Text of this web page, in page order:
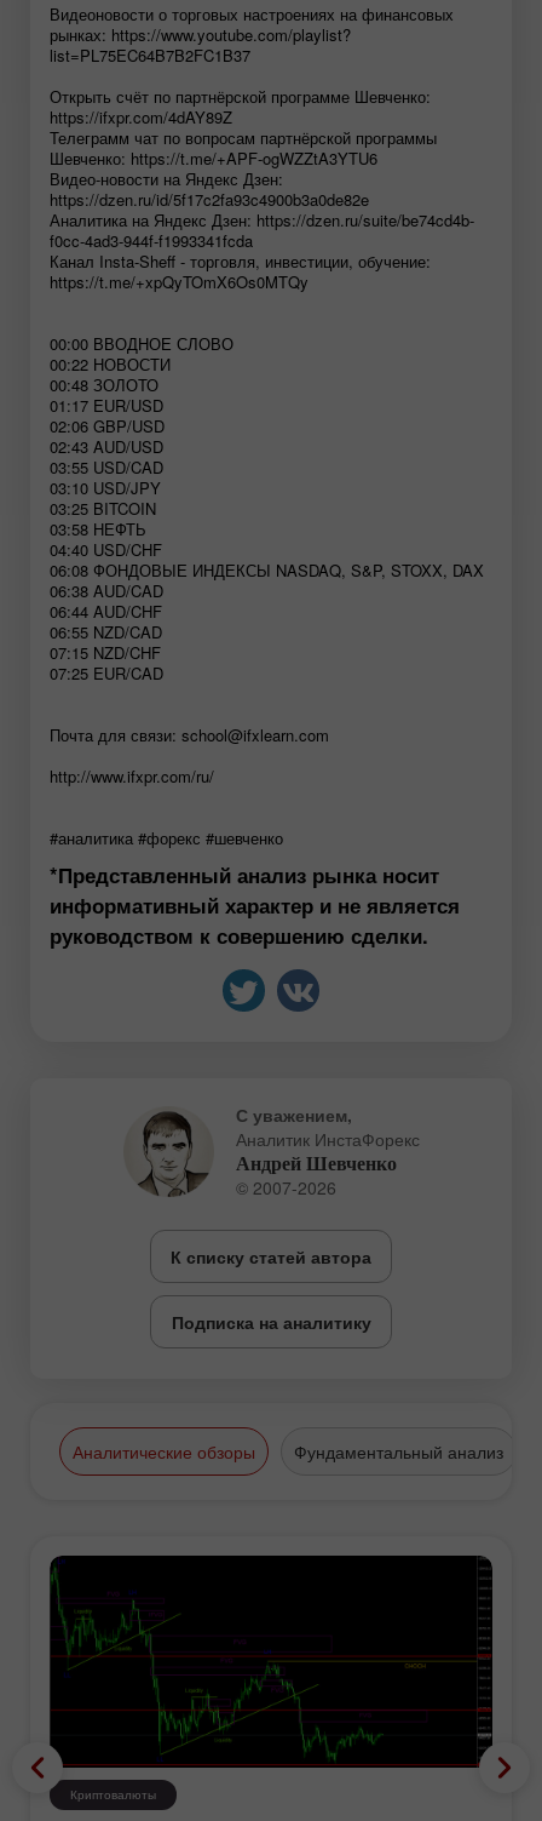
Видеоновости о торговых настроениях на финансовых
рынках: https://www.youtube.com/playlist?
list=PL75EC64B7B2FC1B37
Открыть счёт по партнёрской программе Шевченко:
https://ifxpr.com/4dAY89Z
Телеграмм чат по вопросам партнёрской программы
Шевченко: https://t.me/+APF-ogWZZtA3YTU6
Видео-новости на Яндекс Дзен:
https://dzen.ru/id/5f17c2fa93c4900b3a0de82e
Аналитика на Яндекс Дзен: https://dzen.ru/suite/be74cd4b-
f0cc-4ad3-944f-f1993341fcda
Канал Insta-Sheff - торговля, инвестиции, обучение:
https://t.me/+xpQyTOmX6Os0MTQy
00:00 ВВОДНОЕ СЛОВО
00:22 НОВОСТИ
00:48 ЗОЛОТО
01:17 EUR/USD
02:06 GBP/USD
02:43 AUD/USD
03:55 USD/CAD
03:10 USD/JPY
03:25 BITCOIN
03:58 НЕФТЬ
04:40 USD/CHF
06:08 ФОНДОВЫЕ ИНДЕКСЫ NASDAQ, S&P, STOXX, DAX
06:38 AUD/CAD
06:44 AUD/CHF
06:55 NZD/CAD
07:15 NZD/CHF
07:25 EUR/CAD
Почта для связи: school@ifxlearn.com
http://www.ifxpr.com/ru/
#аналитика #форекс #шевченко
*Представленный анализ рынка носит
информативный характер и не является
руководством к совершению сделки.
С уважением,
Аналитик ИнстаФорекс
Андрей Шевченко
© 2007-2026
К списку статей автора
Подписка на аналитику
Аналитические обзоры Фундаментальный анализ
Криптовалюты